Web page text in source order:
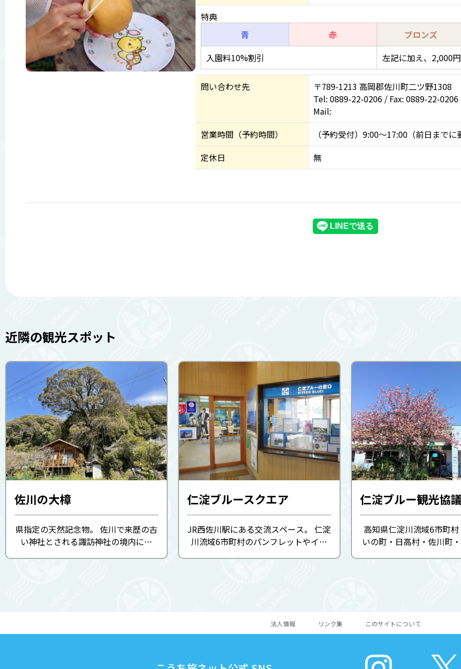
特典
青
赤 ブロンズ
入園料10%割引
左記に加え、2,000
問い合わせ先
〒789-1213 高岡郡佐川町二ツ野1308
Tel: 0889-22-0206 / Fax: 0889-22-0206
Mail:
営業時間（予約時間）
（予約受付）9:00～17:00（前日までに
定休日
無
近隣の観光スポット
佐川の大樟
県指定の天然記念物。 佐川で来歴の古
い神社とされる諏訪神社の境内にあ
仁淀ブルースクエア
JR西佐川駅にある交流スペース。 仁淀
川流域6市町村のパンフレットやイベ
仁淀ブルー観光協
高知県仁淀川流域6市町村
いの町・日高村・佐川町
法人情報 リンク集 このサイトについて